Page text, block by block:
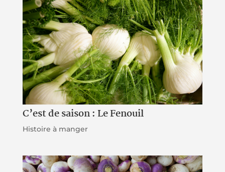
C’est de saison : Le Fenouil
Histoire à manger